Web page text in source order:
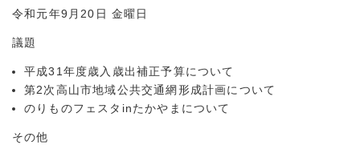
令和元年9月20日 金曜日
議題
平成31年度歳入歳出補正予算について
第2次高山市地域公共交通網形成計画について
のりものフェスタinたかやまについて
その他